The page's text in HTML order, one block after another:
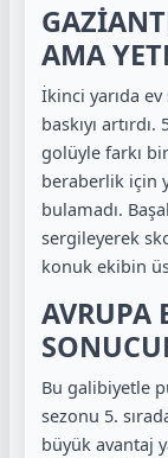
AMA
İkinci yarıda
baskıyı
golüyle farkı
beraberlik için
bulamadı.
sergileyerek
konuk ekibin
AVRUPA
Bu galibiyetle
sezonu 5.
büyük avantaj